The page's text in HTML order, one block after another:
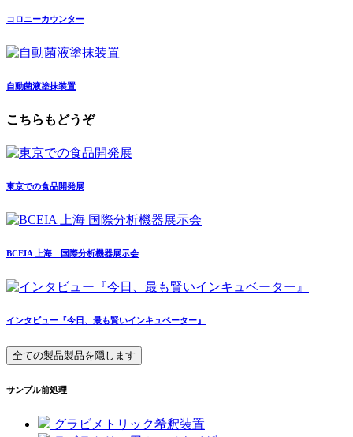
コロニーカウンター
自動菌液塗抹装置
こちらもどうぞ
東京での食品開発展
BCEIA 上海 国際分析機器展示会
インタビュー『今日、最も賢いインキュベーター』
全ての製品製品を隠します
サンプル前処理
グラビメトリック希釈装置